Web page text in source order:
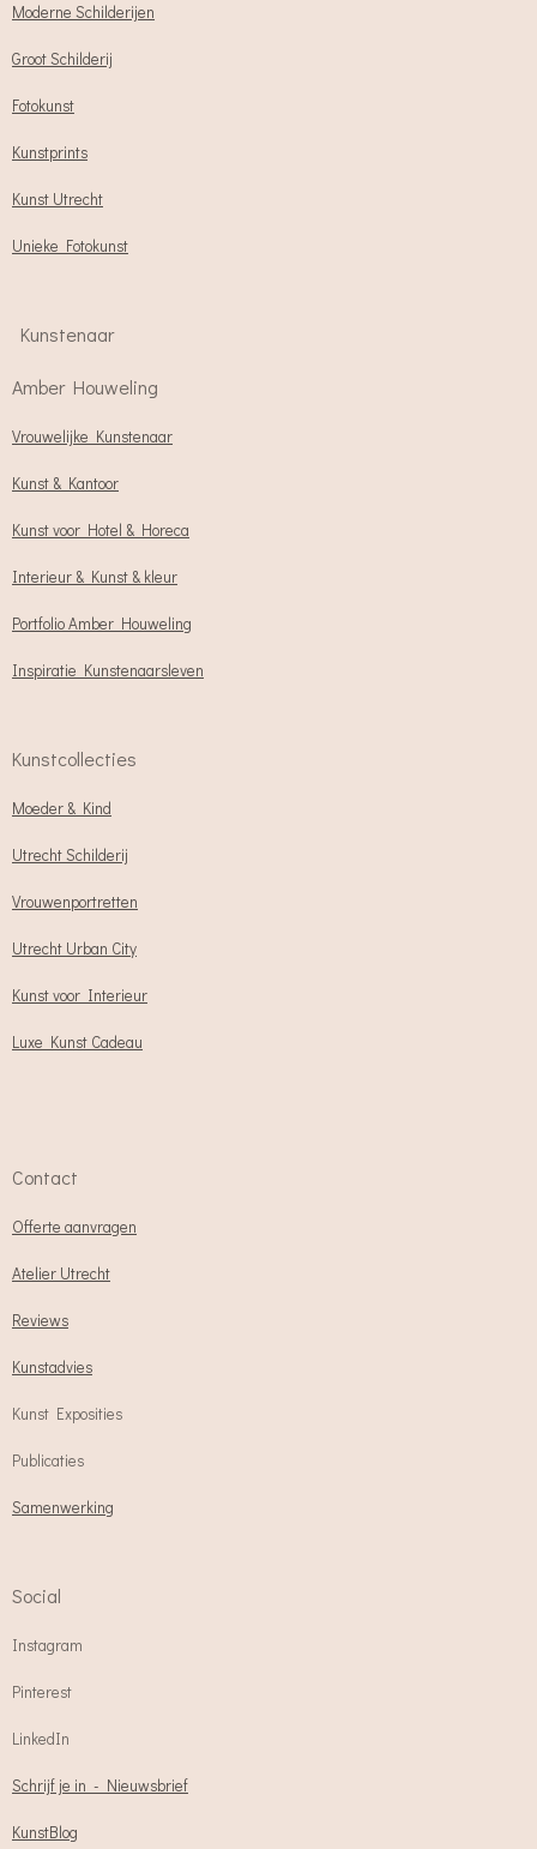
Moderne Schilderijen
Groot Schilderij
Fotokunst
Kunstprints
Kunst Utrecht
Unieke Fotokunst
Kunstenaar
Amber Houweling
Vrouwelijke Kunstenaar
Kunst & Kantoor
Kunst voor Hotel & Horeca
Interieur & Kunst & kleur
Portfolio Amber Houweling
Inspiratie Kunstenaarsleven
Kunstcollecties
Moeder & Kind
Utrecht Schilderij
Vrouwenportretten
Utrecht Urban City
Kunst voor Interieur
Luxe Kunst Cadeau
Contact
Offerte aanvragen
Atelier Utrecht
Reviews
Kunstadvies
Kunst Exposities
Publicaties
Samenwerking
Social
Instagram
Pinterest
LinkedIn
Schrijf je in - Nieuwsbrief
KunstBlog